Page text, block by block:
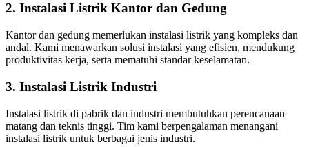
2. Instalasi Listrik Kantor dan Gedung
Kantor dan gedung memerlukan instalasi listrik yang kompleks dan
andal. Kami menawarkan solusi instalasi yang efisien, mendukung
produktivitas kerja, serta mematuhi standar keselamatan.
3. Instalasi Listrik Industri
Instalasi listrik di pabrik dan industri membutuhkan perencanaan
matang dan teknis tinggi. Tim kami berpengalaman menangani
instalasi listrik untuk berbagai jenis industri.